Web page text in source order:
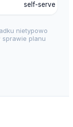
self-serve
nietypowo
sprawie planu